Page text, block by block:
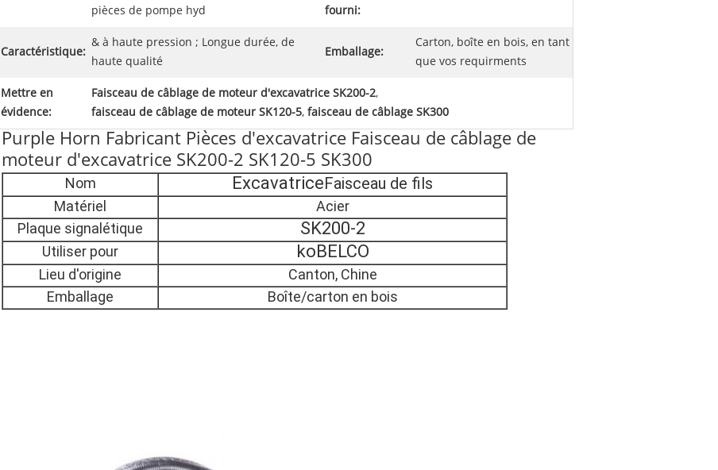
pièces de pompe hyd
fourni:
Caractéristique:
& à haute pression ; Longue durée, de
haute qualité
Emballage:
Carton, boîte en bois, en tant
que vos requirments
Mettre en
évidence:
Faisceau de câblage de moteur d'excavatrice SK200-2,
faisceau de câblage de moteur SK120-5, faisceau de câblage SK300
Purple Horn Fabricant Pièces d'excavatrice Faisceau de câblage de
moteur d'excavatrice SK200-2 SK120-5 SK300
Nom ExcavatriceFaisceau de fils
Matériel
Acier
Plaque signalétique
SK200-2
Utiliser pour koBELCO
Lieu d'origine
Canton, Chine
Emballage
Boîte/carton en bois